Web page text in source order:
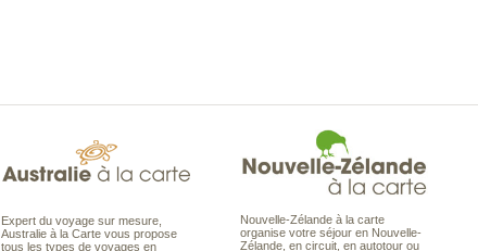
Expert du voyage sur mesure,
Australie à la Carte vous propose
tous les types de voyages en
Nouvelle-Zélande à la carte
organise votre séjour en Nouvelle-
Zélande, en circuit, en autotour ou